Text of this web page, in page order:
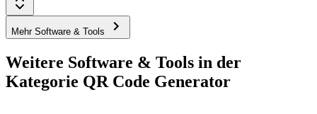
Mehr Software & Tools
Weitere Software & Tools in der
Kategorie QR Code Generator